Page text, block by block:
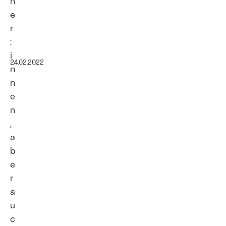
e
r
:
i
n
n
e
n
,
a
b
e
r
a
u
c
24.02.2022